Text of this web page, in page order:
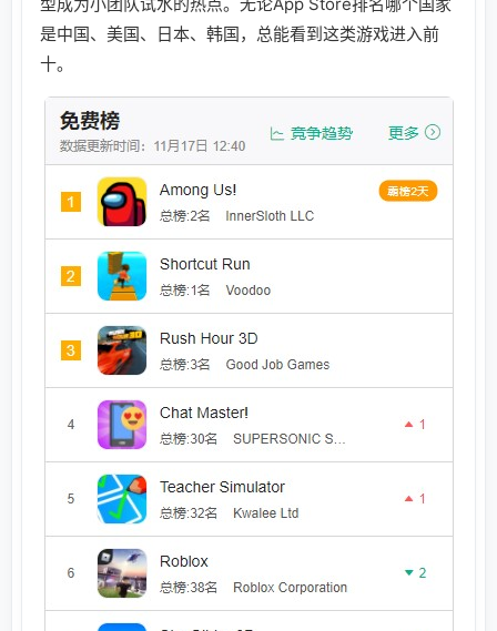
是中国、美国、日本、韩国，总能看到这类游戏进入前
十。